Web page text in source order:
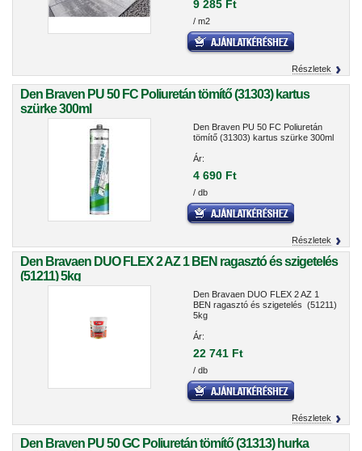
9 285 Ft
/ m2
Részletek
Den Braven PU 50 FC Poliuretán tömítő (31303) kartus
szürke 300ml
Den Braven PU 50 FC Poliuretán
tömítő (31303) kartus szürke 300ml
Ár:
4 690 Ft
/ db
Részletek
Den Bravaen DUO FLEX 2 AZ 1 BEN ragasztó és szigetelés
(51211) 5kg
Den Bravaen DUO FLEX 2 AZ 1
BEN ragasztó és szigetelés (51211)
5kg
Ár:
22 741 Ft
/ db
Részletek
Den Braven PU 50 GC Poliuretán tömítő (31313) hurka